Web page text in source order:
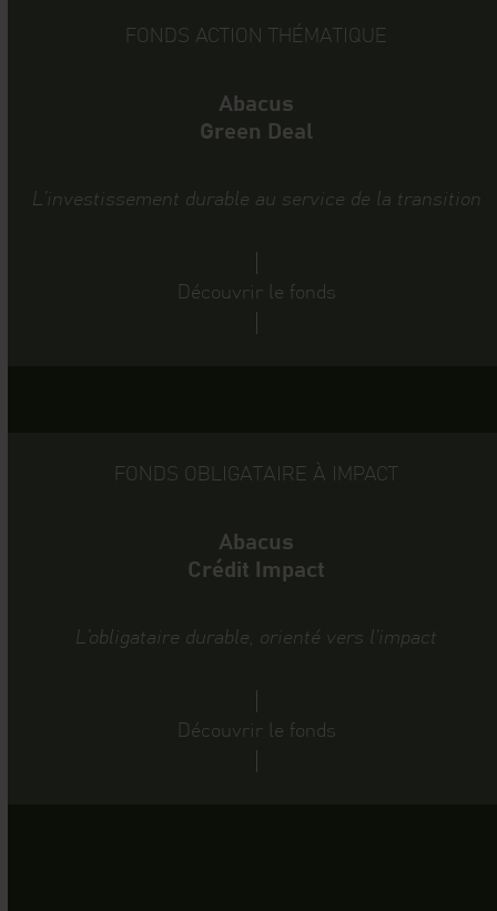
FONDS ACTION THÉMATIQUE
Abacus
Green Deal
L’investissement durable au service de la transition
Découvrir le fonds
FONDS OBLIGATAIRE À IMPACT
Abacus
Crédit Impact
L’obligataire durable, orienté vers l’impact
Découvrir le fonds